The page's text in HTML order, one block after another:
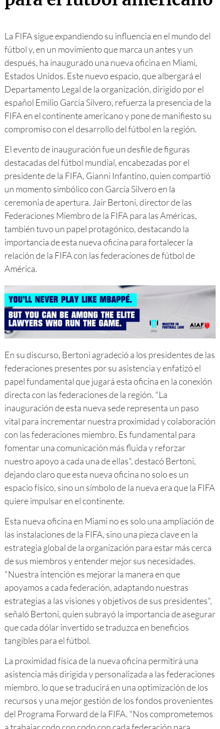
La FIFA sigue expandiendo su influencia en el mundo del
fútbol y, en un movimiento que marca un antes y un
después, ha inaugurado una nueva oficina en Miami,
Estados Unidos. Este nuevo espacio, que albergará el
Departamento Legal de la organización, dirigido por el
español Emilio García Silvero, refuerza la presencia de la
FIFA en el continente americano y pone de manifiesto su
compromiso con el desarrollo del fútbol en la región.
El evento de inauguración fue un desfile de figuras
destacadas del fútbol mundial, encabezadas por el
presidente de la FIFA, Gianni Infantino, quien compartió
un momento simbólico con García Silvero en la
ceremonia de apertura. Jair Bertoni, director de las
Federaciones Miembro de la FIFA para las Américas,
también tuvo un papel protagónico, destacando la
importancia de esta nueva oficina para fortalecer la
relación de la FIFA con las federaciones de fútbol de
América.
En su discurso, Bertoni agradeció a los presidentes de las
federaciones presentes por su asistencia y enfatizó el
papel fundamental que jugará esta oficina en la conexión
directa con las federaciones de la región. "La
inauguración de esta nueva sede representa un paso
vital para incrementar nuestra proximidad y colaboración
con las federaciones miembro. Es fundamental para
fomentar una comunicación más fluida y reforzar
nuestro apoyo a cada una de ellas", destacó Bertoni,
dejando claro que esta nueva oficina no solo es un
espacio físico, sino un símbolo de la nueva era que la FIFA
quiere impulsar en el continente.
Esta nueva oficina en Miami no es solo una ampliación de
las instalaciones de la FIFA, sino una pieza clave en la
estrategia global de la organización para estar más cerca
de sus miembros y entender mejor sus necesidades.
"Nuestra intención es mejorar la manera en que
apoyamos a cada federación, adaptando nuestras
estrategias a las visiones y objetivos de sus presidentes",
señaló Bertoni, quien subrayó la importancia de asegurar
que cada dólar invertido se traduzca en beneficios
tangibles para el fútbol.
La proximidad física de la nueva oficina permitirá una
asistencia más dirigida y personalizada a las federaciones
miembro, lo que se traducirá en una optimización de los
recursos y una mejor gestión de los fondos provenientes
del Programa Forward de la FIFA. "Nos comprometemos